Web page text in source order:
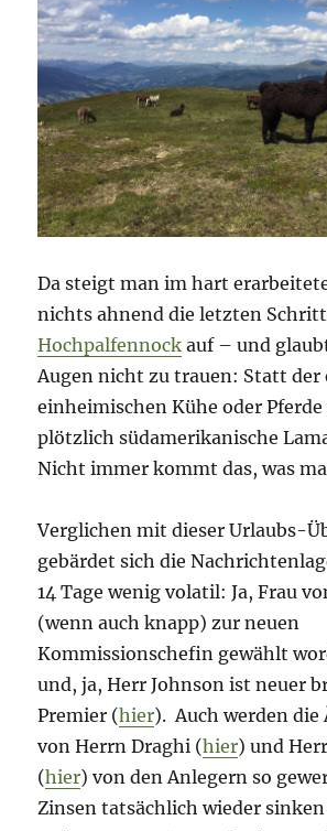
Da steigt man im hart
nichts ahnend die letzten
Hochpalfennock auf – und
Augen nicht zu trauen: Statt der
einheimischen Kühe oder
plötzlich südamerikanische
Nicht immer kommt das, was
Verglichen mit dieser Urlaubs-
gebärdet sich die
14 Tage wenig volatil: Ja, Frau
(wenn auch knapp) zur neuen
Kommissionschefin gewählt
und, ja, Herr Johnson ist neuer
Premier (hier). Auch werden die
von Herrn Draghi (hier) und
(hier) von den Anlegern so
Zinsen tatsächlich wieder